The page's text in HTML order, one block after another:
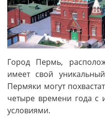
Город Пермь,
имеет свой
Пермяки могут
четыре времени года
условиями.